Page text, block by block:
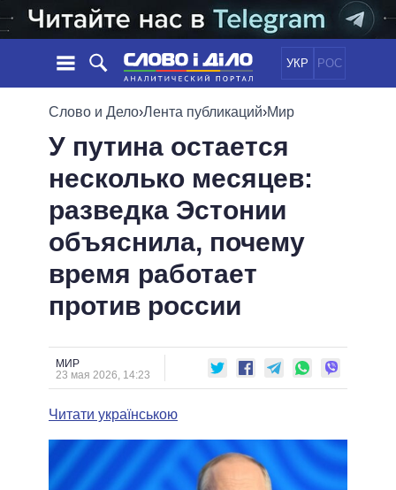
УКР РОС
НОВОСТИ
ЛЕНТА
СОБЫТИЯ
СТАТЬИ
МНЕНИЯ
ОБЗОРЫ
ДАЙДЖЕСТЫ
ПОЛИТИКА
ЭКОНОМИКА
ОБЩЕСТВО
ОБЕЩАНИЯ
ПОЛИТИКИ
ВСЕ ПОЛИТИКИ
ПРЕЗИДЕНТ И ОФИС
ВЕРХОВНАЯ РАДА
КАБИНЕТ МИНИСТРОВ
МЭРЫ
ВСЕ ПЕРСОНЫ
ВИДЕО
ПОДДЕРЖАТЬ
СРАВНЕНИЕ ПОЛИТИКОВ
Слово и Дело›Лента публикаций›Мир
У путина остается
несколько месяцев:
разведка Эстонии
объяснила, почему
время работает
против россии
МИР
23 мая 2026, 14:23
Читати українською